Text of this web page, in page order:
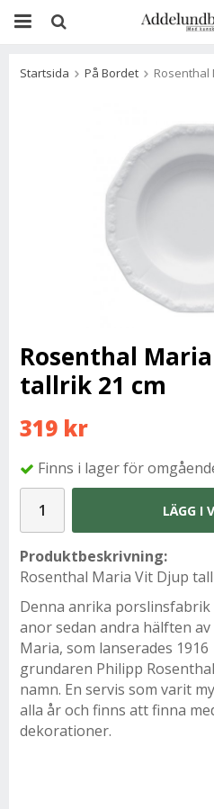
Startsida På Bordet Rosenthal
Rosenthal
tallrik 21 cm
319 kr
Finns i lager för
LÄGG I
Produktbeskrivning:
Rosenthal Maria Vit Djup
Denna anrika porslinsfabrik
anor sedan andra hälften
Maria, som lanserades
grundaren Philipp
namn. En servis som varit
alla år och finns att finna
dekorationer.